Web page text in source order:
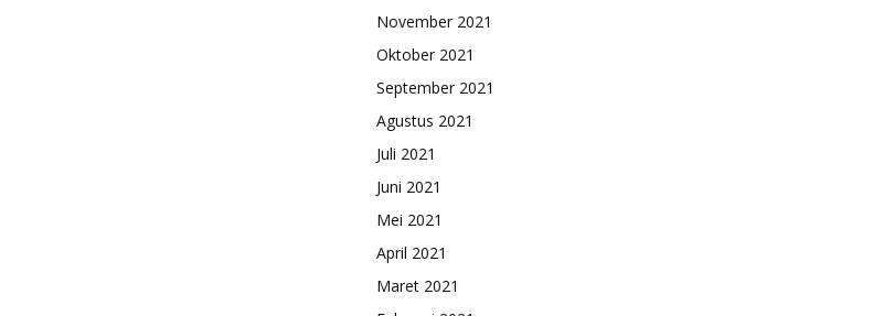
November 2021
Oktober 2021
September 2021
Agustus 2021
Juli 2021
Juni 2021
Mei 2021
April 2021
Maret 2021